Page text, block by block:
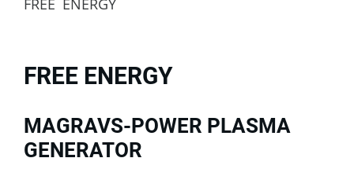
FREE ENERGY
FREE ENERGY
MAGRAVS-POWER PLASMA
GENERATOR